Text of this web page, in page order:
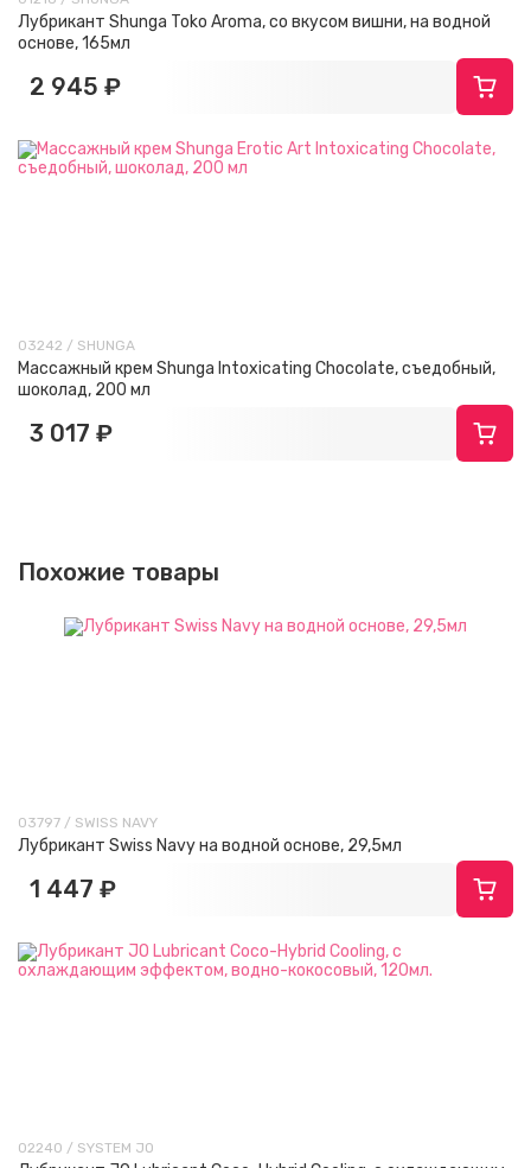
Лубрикант Shunga Toko Aroma, со вкусом вишни, на водной
основе, 165мл
2 945 ₽
03242 / SHUNGA
Массажный крем Shunga Intoxicating Chocolate, съедобный,
шоколад, 200 мл
3 017 ₽
Похожие товары
03797 / SWISS NAVY
Лубрикант Swiss Navy на водной основе, 29,5мл
1 447 ₽
02240 / SYSTEM JO